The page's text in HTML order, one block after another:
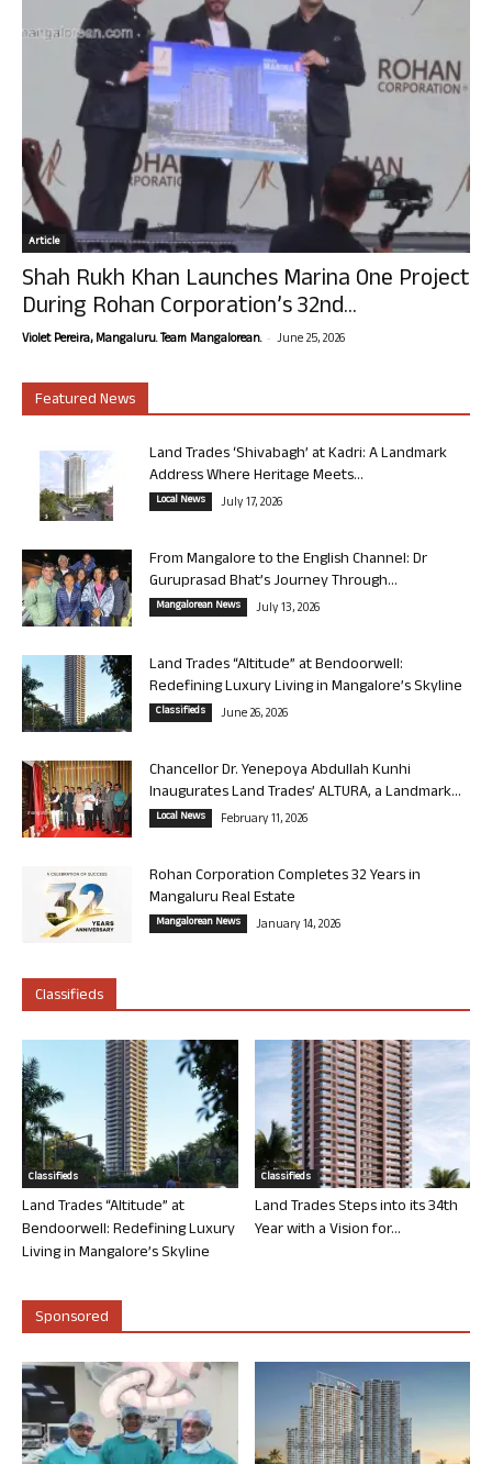
Article
Shah Rukh Khan Launches Marina One Project
During Rohan Corporation’s 32nd...
Violet Pereira, Mangaluru. Team Mangalorean. - June 25, 2026
Featured News
Land Trades ‘Shivabagh’ at Kadri: A Landmark
Address Where Heritage Meets...
Local News July 17, 2026
From Mangalore to the English Channel: Dr
Guruprasad Bhat’s Journey Through...
Mangalorean News July 13, 2026
Land Trades “Altitude” at Bendoorwell:
Redefining Luxury Living in Mangalore’s Skyline
Classifieds June 26, 2026
Chancellor Dr. Yenepoya Abdullah Kunhi
Inaugurates Land Trades’ ALTURA, a Landmark...
Local News February 11, 2026
Rohan Corporation Completes 32 Years in
Mangaluru Real Estate
Mangalorean News January 14, 2026
Classifieds
Classifieds
Land Trades “Altitude” at
Bendoorwell: Redefining Luxury
Living in Mangalore’s Skyline
Classifieds
Land Trades Steps into its 34th
Year with a Vision for...
Sponsored